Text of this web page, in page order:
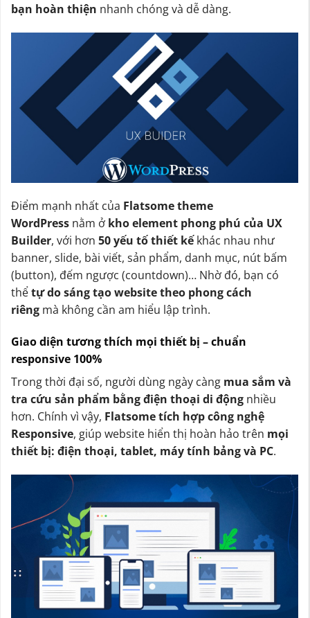
bạn hoàn thiện nhanh chóng và dễ dàng.
Điểm mạnh nhất của Flatsome theme
WordPress nằm ở kho element phong phú của UX
Builder, với hơn 50 yếu tố thiết kếkhác nhau như
banner, slide, bài viết, sản phẩm, danh mục, nút bấm
(button), đếm ngược (countdown)… Nhờ đó, bạn có
thểtự do sáng tạo website theo phong cách
riêng mà không cần am hiểu lập trình.
Giao diện tương thích mọi thiết bị – chuẩn
responsive 100%
Trong thời đại số, người dùng ngày càng mua sắm và
tra cứu sản phẩm bằng điện thoại di động nhiều
hơn. Chính vì vậy, Flatsome tích hợp công nghệ
Responsive, giúp website hiển thị hoàn hảo trên mọi
thiết bị: điện thoại, tablet, máy tính bảng và PC.